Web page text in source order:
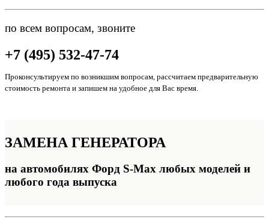
по всем вопросам, звоните
+7 (495) 532-47-74
Проконсультируем по возникшим вопросам, рассчитаем предварительную
стоимость ремонта и запишем на удобное для Вас время.
ЗАМЕНА ГЕНЕРАТОРА
на автомобилях Форд S-Max любых моделей и
любого года выпуска